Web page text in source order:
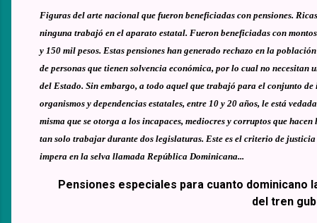
Figuras del arte nacional que fueron beneficiadas con pensiones.
ninguna trabajó en el aparato estatal. Fueron beneficiadas con
y 150 mil pesos. Estas pensiones han generado rechazo en la
de personas que tienen solvencia económica, por lo cual no necesitan
del Estado. Sin embargo, a todo aquel que trabajó para el conjunto de
organismos y dependencias estatales, entre 10 y 20 años, le está
misma que se otorga a los incapaces, mediocres y corruptos que hacen
tan solo trabajar durante dos legislaturas. Este es el criterio de
impera en la selva llamada República Dominicana...
Pensiones especiales para cuanto dominicano
del tren